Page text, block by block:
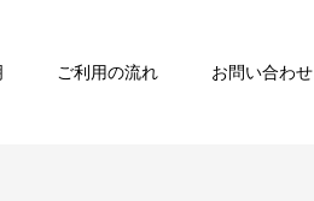
ご利用の流れ お問い合わせ